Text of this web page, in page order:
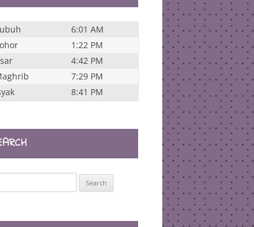
6:01 AM
1:22 PM
4:42 PM
7:29 PM
8:41 PM